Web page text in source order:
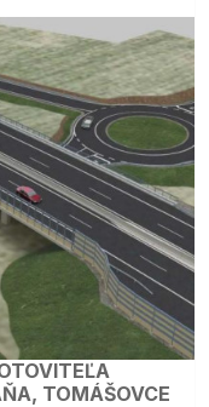
TOMÁŠOVCE